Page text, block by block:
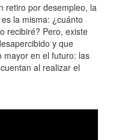
retiro por desempleo, la
la misma: ¿cuánto
recibiré? Pero, existe
y que
mayor en el futuro: las
al realizar el